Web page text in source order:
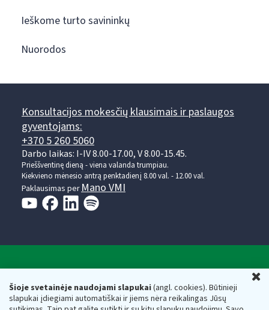
Šioje svetainėje naudojami slapukai(angl. cookies). Būtinieji
slapukai įdiegiami automatiškai ir jiems nėra reikalingas Jūsų
Ieškome turto savininkų
Nuorodos
Konsultacijos mokesčių klausimais ir paslaugos
gyventojams:
+370 5 260 5060
Darbo laikas: I-IV 8.00-17.00, V 8.00-15.45.
Prieššventinę dieną - viena valanda trumpiau.
Kiekvieno mėnesio antrą penktadienį 8.00 val. - 12.00 val.
Paklausimas per Mano VMI
Respublikos finansų ministerijos
Biudžetinė įstaiga. Juridinio asmens kodas — 188659752,